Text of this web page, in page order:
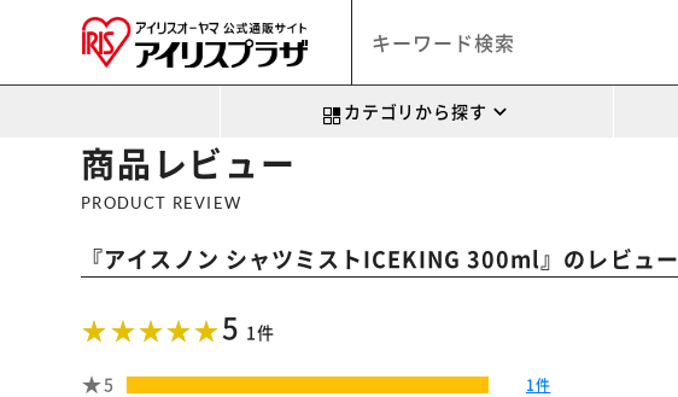
カテゴリから探す
商品レビュー
PRODUCT REVIEW
『アイスノン シャツミストICEKING 300ml』のレビュー
5 1件
5 1件